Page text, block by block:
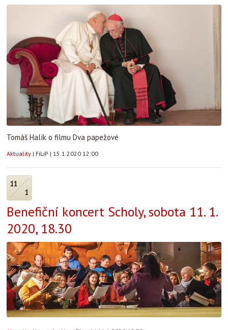
Tomáš Halík o filmu Dva papežové
Aktuality | FiLiP | 15.1.2020 12:00
11
1
Benefiční koncert Scholy, sobota 11. 1.
2020, 18.30